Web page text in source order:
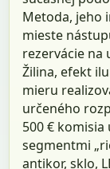
Metoda, jeho
mieste
rezervácie na
Žilina, efekt
mieru
určeného
500 €
segmentmi
antikor, sklo,